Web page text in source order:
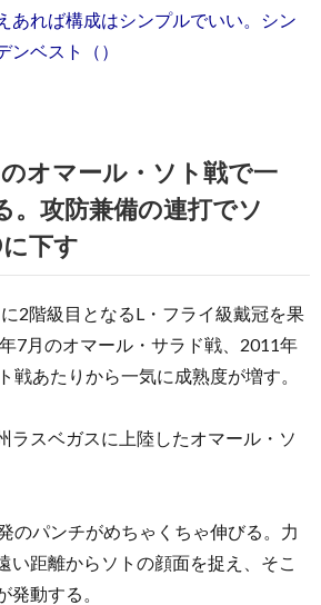
あれば構成はシンプルでいい。シン
ンベスト（）
オマール・ソト戦で一
。攻防兼備の連打でソ
下す
2階級目となるL・フライ級戴冠を果
7月のオマール・サラド戦、2011年
戦あたりから一気に成熟度が増す。
ラスベガスに上陸したオマール・ソ
のパンチがめちゃくちゃ伸びる。力
い距離からソトの顔面を捉え、そこ
動する。